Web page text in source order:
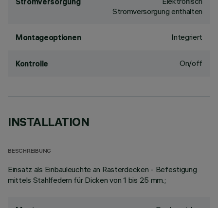
Stromversorgung enthalten
Montageoptionen Integriert
Kontrolle On/off
INSTALLATION
BESCHREIBUNG
Einsatz als Einbauleuchte an Rasterdecken - Befestigung
mittels Stahlfedern für Dicken von 1 bis 25 mm.;